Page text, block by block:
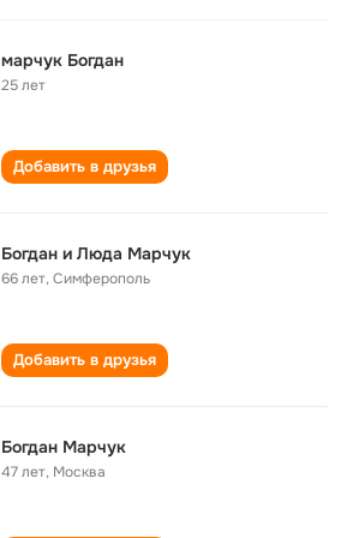
марчук Богдан
25 лет
Добавить в друзья
Богдан и Люда Марчук
66 лет,Симферополь
Добавить в друзья
Богдан Марчук
47 лет, Москва